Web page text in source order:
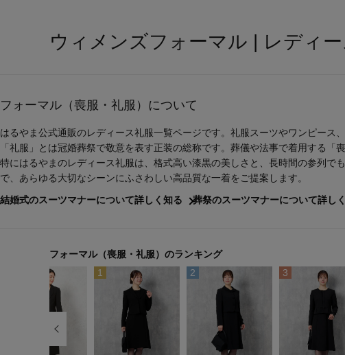
ウィメンズフォーマル | レディ
フォーマル（喪服・礼服）について
はるやま公式通販のレディース礼服一覧ページです。礼服スーツやワンピース
「礼服」とは冠婚葬祭で敬意を表す正装の総称です。葬儀や法事で着用する
特にはるやまのレディース礼服は、格式高い漆黒の美しさと、長時間の参列
で、あらゆる大切なシーンにふさわしい高品質な一着をご提案します。
結婚式のスーツマナーについて詳しく知る
葬祭のスーツマナーについて詳し
フォーマル（喪服・礼服）のランキング
1 2 3